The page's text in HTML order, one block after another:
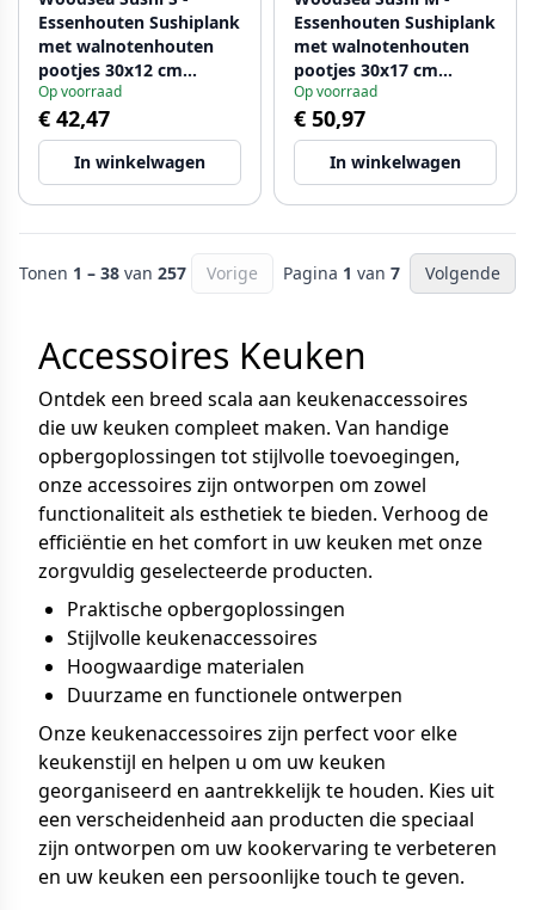
Essenhouten Sushiplank
met walnotenhouten
pootjes 30x12 cm
1208971584
Op voorraad
€ 42,47
In winkelwagen
Essenhouten Sushiplank
met walnotenhouten
pootjes 30x17 cm
1208971585
Op voorraad
€ 50,97
In winkelwagen
Tonen 1 – 38 van 257 Vorige Pagina 1 van 7 Volgende
Accessoires Keuken
Ontdek een breed scala aan keukenaccessoires
die uw keuken compleet maken. Van handige
opbergoplossingen tot stijlvolle toevoegingen,
onze accessoires zijn ontworpen om zowel
functionaliteit als esthetiek te bieden. Verhoog de
efficiëntie en het comfort in uw keuken met onze
zorgvuldig geselecteerde producten.
Praktische opbergoplossingen
Stijlvolle keukenaccessoires
Hoogwaardige materialen
Duurzame en functionele ontwerpen
Onze keukenaccessoires zijn perfect voor elke
keukenstijl en helpen u om uw keuken
georganiseerd en aantrekkelijk te houden. Kies uit
een verscheidenheid aan producten die speciaal
zijn ontworpen om uw kookervaring te verbeteren
en uw keuken een persoonlijke touch te geven.